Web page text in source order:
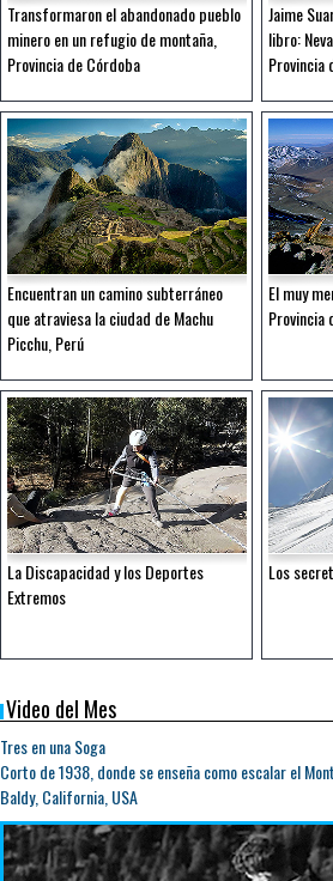
Transformaron el abandonado pueblo
minero en un refugio de montaña,
Provincia de Córdoba
Jaime
libro:
Provincia
Encuentran un camino subterráneo
que atraviesa la ciudad de Machu
Picchu, Perú
El muy
Provincia
La Discapacidad y los Deportes
Extremos
Los
Video del Mes
Tres en una Soga
Corto de 1938, donde se enseña como escalar el
Baldy, California, USA